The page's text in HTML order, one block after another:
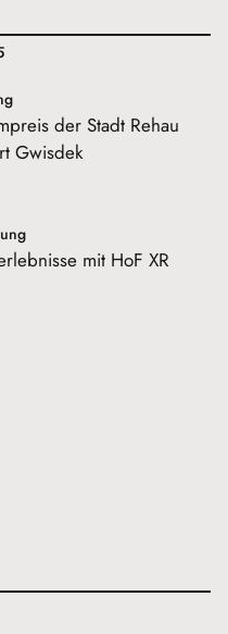
der Stadt Rehau
Gwisdek
mit HoF XR